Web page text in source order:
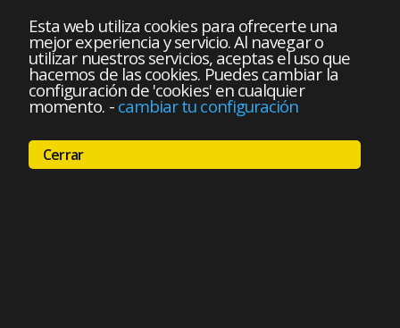
Esta web utiliza cookies para ofrecerte una
mejor experiencia y servicio. Al navegar o
utilizar nuestros servicios, aceptas el uso que
hacemos de las cookies. Puedes cambiar la
configuración de 'cookies' en cualquier
momento. - cambiar tu configuración
Cerrar